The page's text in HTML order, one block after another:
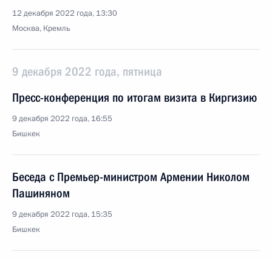
12 декабря 2022 года, 13:30
Москва, Кремль
9 декабря 2022 года, пятница
Пресс-конференция по итогам визита в Киргизию
9 декабря 2022 года, 16:55
Бишкек
Беседа с Премьер-министром Армении Николом
Пашиняном
9 декабря 2022 года, 15:35
Бишкек